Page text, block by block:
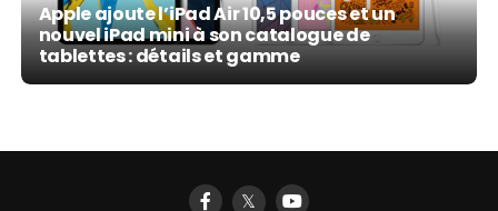
Apple ajoute l’iPad Air 10,5 pouces et un
nouvel iPad mini à son catalogue de
tablettes : détails et gamme
𝕏